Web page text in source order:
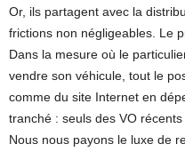
Or, ils partagent avec la
frictions non négligeables. Le
Dans la mesure où le
vendre son véhicule, tout le
comme du site Internet en
tranché : seuls des VO
Nous nous payons le luxe de